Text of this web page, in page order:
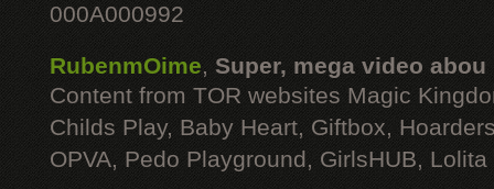
000A000992
RubenmOime, Super, mega video abou
Content from TOR websites Magic
Childs Play, Baby Heart, Giftbox,
OPVA, Pedo Playground, GirlsHUB, Lolita